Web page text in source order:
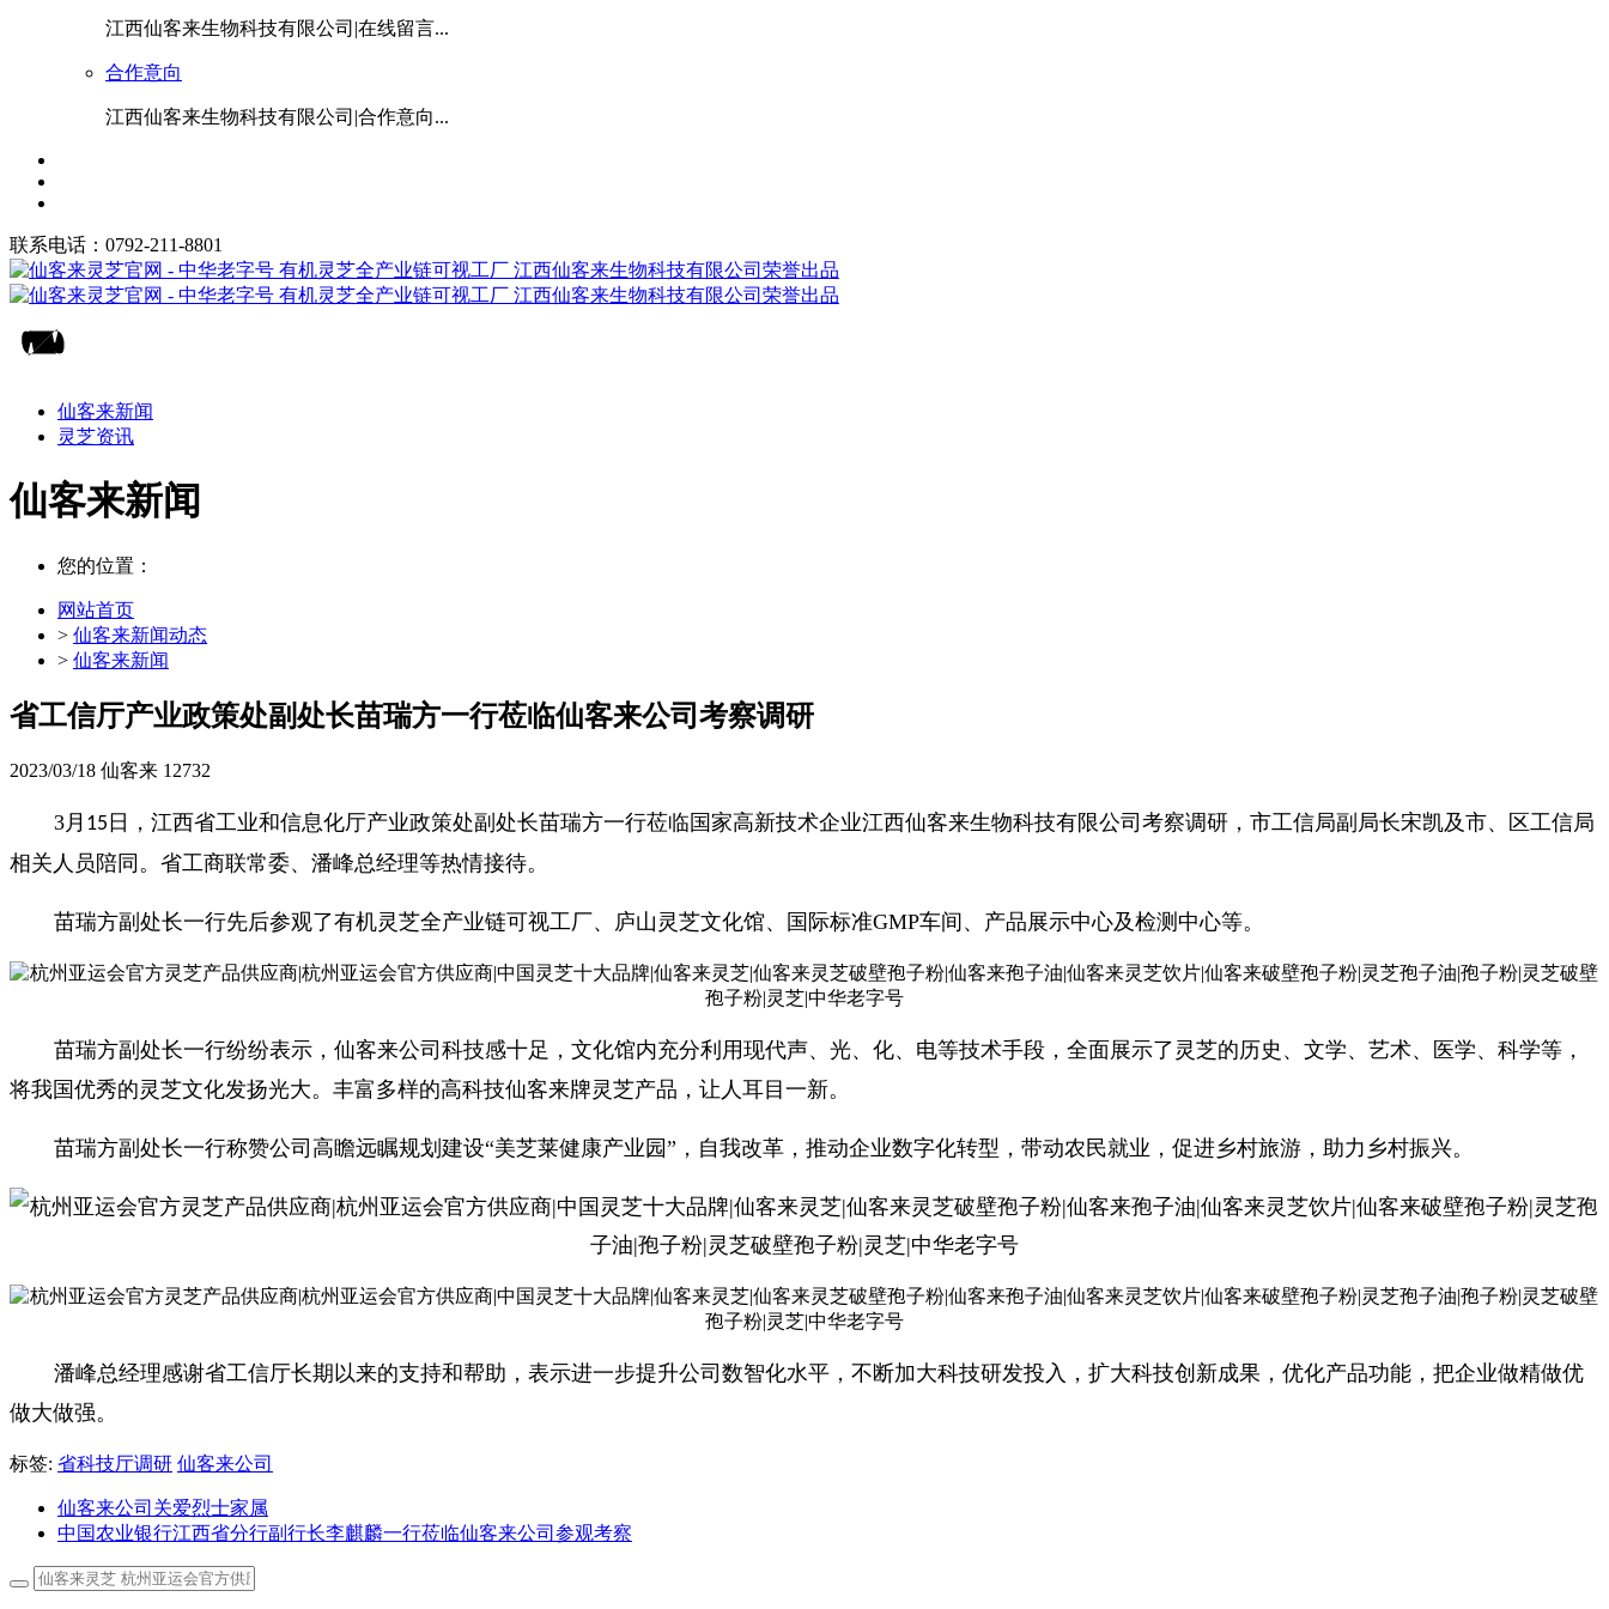
江西仙客来生物科技有限公司|在线留言...
合作意向
江西仙客来生物科技有限公司|合作意向...
联系电话：0792-211-8801
仙客来新闻
灵芝资讯
仙客来新闻
您的位置：
网站首页
> 仙客来新闻动态
> 仙客来新闻
省工信厅产业政策处副处长苗瑞方一行莅临仙客来公司考察调研
2023/03/18 仙客来 12732
3月 15 日，江西省工业和信息化厅产业政策处副处长苗瑞方一行莅临国家高新技术企业江西仙客来生物科技有限公司考察调研，市工信局副局长宋凯及市、区工信局
相关人员陪同。省工商联常委、潘峰总经理等热情接待。
苗瑞方副处长一行先后参观了有机灵芝全产业链可视工厂、庐山灵芝文化馆、国际标准GMP车间、产品展示中心及检测中心等。
苗瑞方副处长一行纷纷表示，仙客来公司科技感十足，文化馆内充分利用现代声、光、化、电等技术手段，全面展示了灵芝的历史、文学、艺术、医学、科学等，
将我国优秀的灵芝文化发扬光大。丰富多样的高科技仙客来牌灵芝产品，让人耳目一新。
苗瑞方副处长一行称赞公司高瞻远瞩规划建设“美芝莱健康产业园”，自我改革，推动企业数字化转型，带动农民就业，促进乡村旅游，助力乡村振兴。
潘峰总经理感谢省工信厅长期以来的支持和帮助，表示进一步提升公司数智化水平，不断加大科技研发投入，扩大科技创新成果，优化产品功能，把企业做精做优
做大做强。
标签: 省科技厅调研 仙客来公司
仙客来公司关爱烈士家属
中国农业银行江西省分行副行长李麒麟一行莅临仙客来公司参观考察